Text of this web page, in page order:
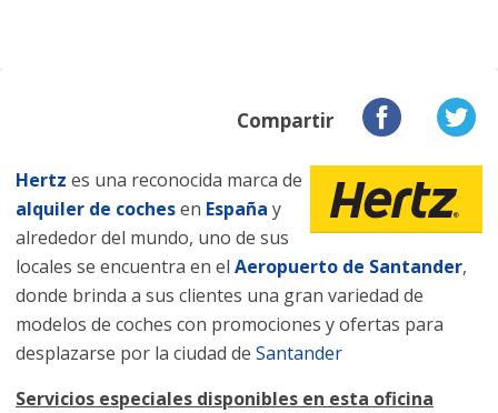
Compartir
Hertz es una reconocida marca de
alquiler de cochesen España y
alrededor del mundo, uno de sus
locales se encuentra en el Aeropuerto de Santander,
donde brinda a sus clientes una gran variedad de
modelos de coches con promociones y ofertas para
desplazarse por la ciudad de Santander
Servicios especiales disponibles en esta oficina